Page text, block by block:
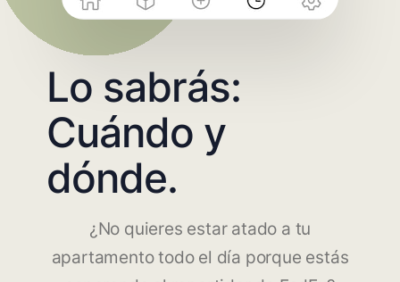
Lo sabrás:
Cuándo y
dónde.
¿No quieres estar atado a tu
apartamento todo el día porque estás